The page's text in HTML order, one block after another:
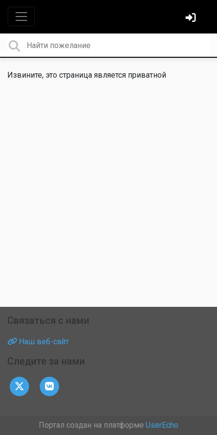
Извините, это страница является приватной
Связаться с нами
Наш веб-сайт
Следите за нами
Портал создан на платформе UserEcho